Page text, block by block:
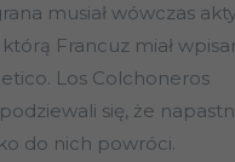
musiał wówczas
Francuz miał
Los Colchoneros
się, że
do nich powróci.